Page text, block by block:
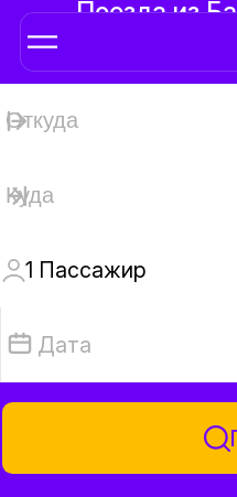
Поезда из
1 Пассажир
Дата